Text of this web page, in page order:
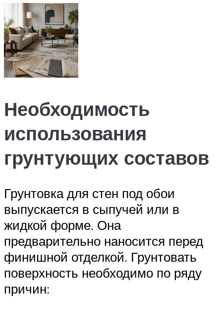
Необходимость
использования
грунтующих составов
Грунтовка для стен под обои
выпускается в сыпучей или в
жидкой форме. Она
предварительно наносится перед
финишной отделкой. Грунтовать
поверхность необходимо по ряду
причин: